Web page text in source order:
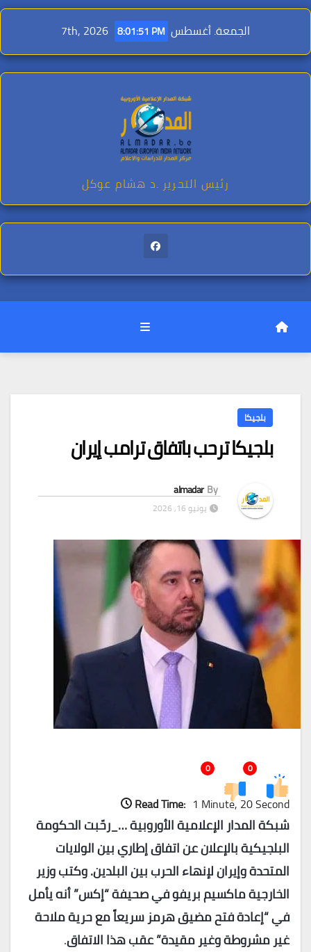
Skip
content
الجمعة. أغسطس 7th, 2026 8:01:53 PM
رئيس التحرير .د هشام عوكل
بلجيكا
بلجيكا ترحب باتفاق ترامب إيران
By
almadar
يونيو 16, 2026
0
0
Read Time: 1 Minute, 20 Second
شبكة المدار الإعلامية الأوروبية …_رحّبت الحكومة
البلجيكية بالإعلان عن اتفاق إطاري بين الولايات
المتحدة وإيران لإنهاء الحرب بين البلدين. وكتب وزير
الخارجية ماكسيم بريفو في صحيفة “إكس” أنه يأمل
في “إعادة فتح مضيق هرمز سريعاً مع حرية ملاحة
غير مشروطة وغير مقيدة” عقب هذا الاتفاق.